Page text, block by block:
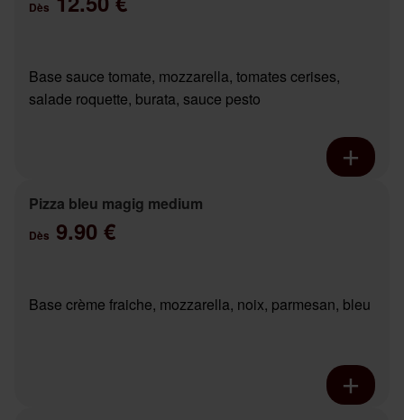
Dès
Base sauce tomate, mozzarella, tomates cerises,
salade roquette, burata, sauce pesto
Pizza bleu magig medium
Dès 9.90 €
Base crème fraiche, mozzarella, noix, parmesan, bleu